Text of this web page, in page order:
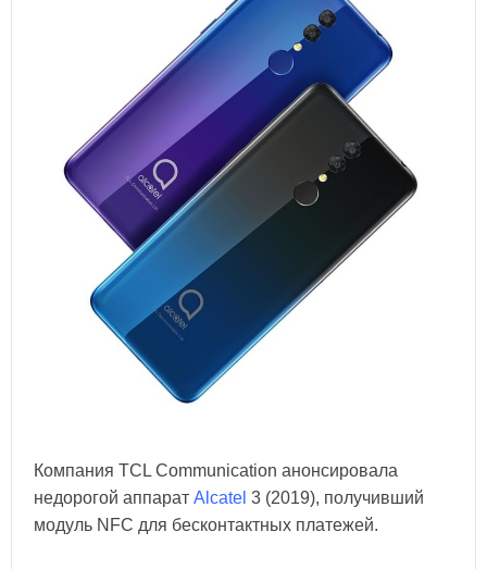
Компания TCL Communication анонсировала
недорогой аппарат Alcatel 3 (2019), получивший
модуль NFC для бесконтактных платежей.